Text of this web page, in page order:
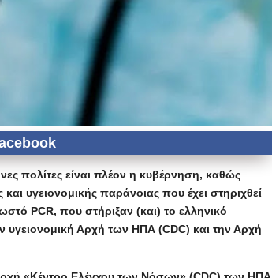
πολίτες είναι πλέον η κυβέρνηση, καθώς
υγειονομικής παράνοιας που έχει στηριχθεί
PCR, που στήριξαν (και) το ελληνικό
Αρχή των ΗΠΑ (CDC) και την Αρχή